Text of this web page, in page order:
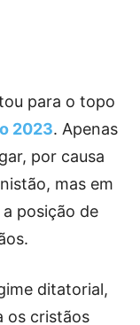
para o topo
2023. Apenas
por causa
mas em
posição de
ditatorial,
os cristãos